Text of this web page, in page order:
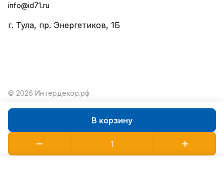
В корзину
info@id71.ru
г. Тула, пр. Энергетиков, 1Б
© 2026 Интердекор.рф